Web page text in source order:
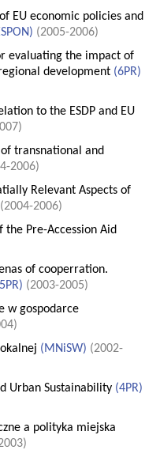
EU economic policies and
) (2005-2006)
evaluating the impact of
development (6PR)
to the ESDP and EU
of transnational and
2006)
Relevant Aspects of
(2004-2006)
the Pre-Accession Aid
of cooperration.
5PR) (2003-2005)
w gospodarce
(MNiSW) (2002-
Urban Sustainability (4PR)
a polityka miejska